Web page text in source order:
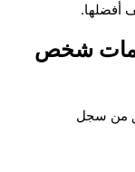
أفضلها.
شخص
من سجل